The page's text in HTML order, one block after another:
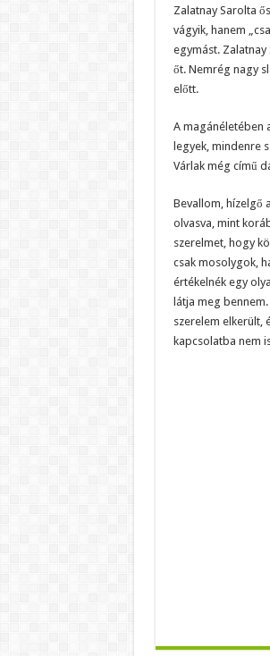
Zalatnay Sarolta
vágyik, hanem
egymást.
őt. Nemrég nagy
előtt.
A magánéletében
legyek, mindenre
Várlak még című
Bevallom, hízelgő
olvasva, mint
szerelmet, hogy
csak mosolygok,
értékelnék egy
látja meg
szerelem elkerült,
kapcsolatba nem